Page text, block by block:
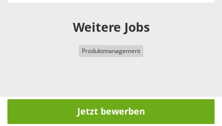
Weitere Jobs
Produktmanagement
Jetzt bewerben